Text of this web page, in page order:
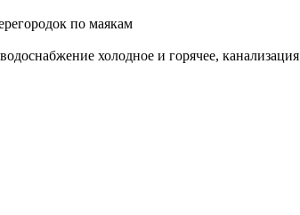
по маякам
холодное и горячее, канализация